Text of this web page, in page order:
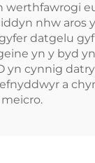
werthfawrogi
iddyn nhw aros
datgelu
yn y byd
yn cynnig
a